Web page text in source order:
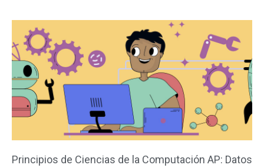
Principios de Ciencias de la Computación AP: Datos